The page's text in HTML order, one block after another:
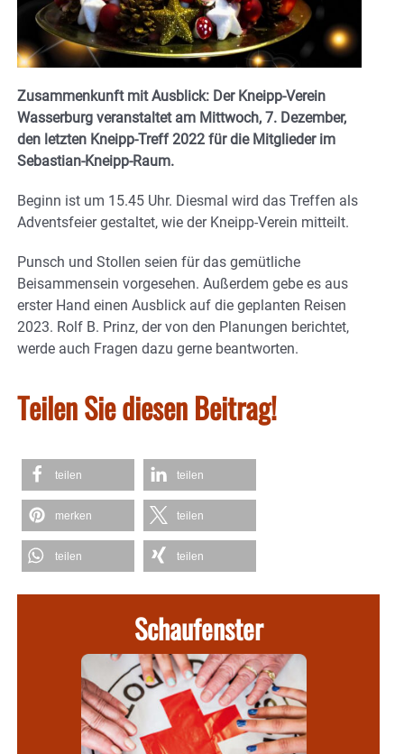
Zusammenkunft mit Ausblick: Der Kneipp-Verein
Wasserburg veranstaltet am Mittwoch, 7. Dezember,
den letzten Kneipp-Treff 2022 für die Mitglieder im
Sebastian-Kneipp-Raum.
Beginn ist um 15.45 Uhr. Diesmal wird das Treffen als
Adventsfeier gestaltet, wie der Kneipp-Verein mitteilt.
Punsch und Stollen seien für das gemütliche
Beisammensein vorgesehen. Außerdem gebe es aus
erster Hand einen Ausblick auf die geplanten Reisen
2023. Rolf B. Prinz, der von den Planungen berichtet,
werde auch Fragen dazu gerne beantworten.
Teilen Sie diesen Beitrag!
teilen teilen
merken teilen
teilen teilen
Schaufenster